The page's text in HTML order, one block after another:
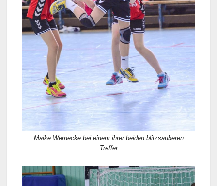
Maike Wernecke bei einem ihrer beiden blitzsauberen
Treffer